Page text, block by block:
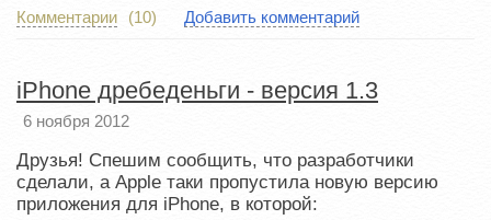
Комментарии (10) Добавить комментарий
iPhone дребеденьги - версия 1.3
6 ноября 2012
Друзья! Спешим сообщить, что разработчики
сделали, а Apple таки пропустила новую версию
приложения для iPhone, в которой: